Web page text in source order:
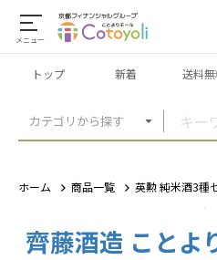
メニュー
カテゴリから探す
トップ 新着 送料無
ホーム 商品一覧 英勲 純米酒3種
齊藤酒造 ことよ